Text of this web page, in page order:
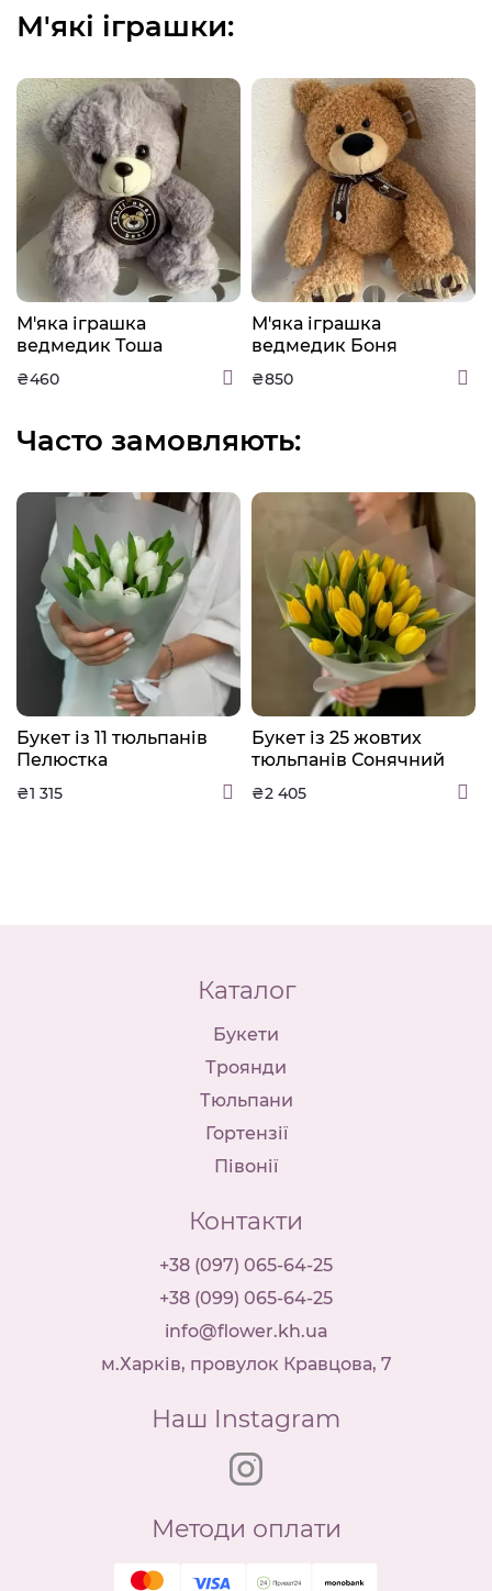
М'які іграшки:
М'яка іграшка
ведмедик Тоша
₴460
М'яка іграшка
ведмедик Боня
₴850
Часто замовляють:
Букет із 11 тюльпанів
Пелюстка
₴1 315
Букет із 25 жовтих
тюльпанів Сонячний
₴2 405
Каталог
Букети
Троянди
Тюльпани
Гортензії
Півонії
Контакти
+38 (097) 065-64-25
+38 (099) 065-64-25
info@flower.kh.ua
м.Харків, провулок Кравцова, 7
Наш Instagram
Методи оплати